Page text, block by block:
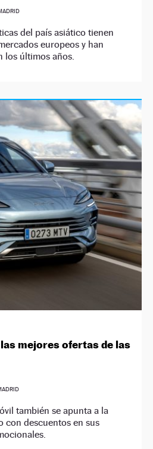
del país asiático tienen
europeos y han
los últimos años.
mejores ofertas de las
también se apunta a la
con descuentos en sus